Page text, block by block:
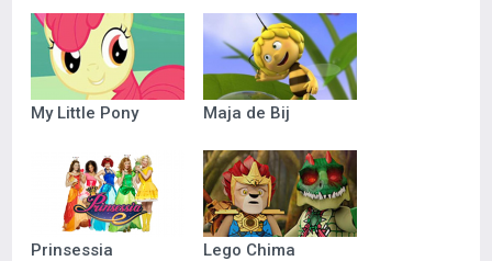
My Little Pony Maja de Bij
Prinsessia Lego Chima